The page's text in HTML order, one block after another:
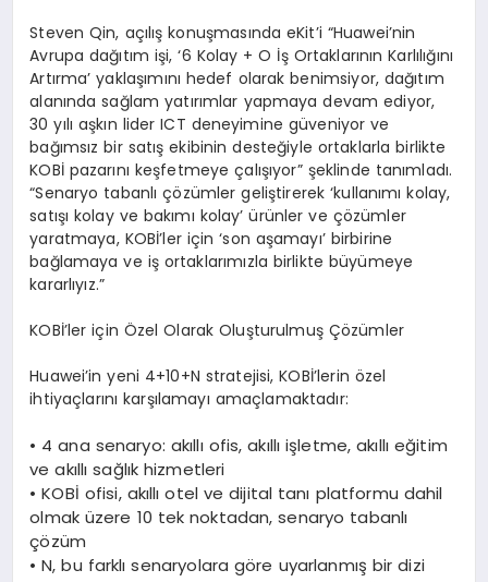
Steven Qin, açılış konuşmasında eKit’i “Huawei’nin
Avrupa dağıtım işi, ‘6 Kolay + O İş Ortaklarının Karlılığını
Artırma’ yaklaşımını hedef olarak benimsiyor, dağıtım
alanında sağlam yatırımlar yapmaya devam ediyor,
30 yılı aşkın lider ICT deneyimine güveniyor ve
bağımsız bir satış ekibinin desteğiyle ortaklarla birlikte
KOBİ pazarını keşfetmeye çalışıyor” şeklinde tanımladı.
“Senaryo tabanlı çözümler geliştirerek ‘kullanımı kolay,
satışı kolay ve bakımı kolay’ ürünler ve çözümler
yaratmaya, KOBİ’ler için ‘son aşamayı’ birbirine
bağlamaya ve iş ortaklarımızla birlikte büyümeye
kararlıyız.”
KOBİ’ler için Özel Olarak Oluşturulmuş Çözümler
Huawei’in yeni 4+10+N stratejisi, KOBİ’lerin özel
ihtiyaçlarını karşılamayı amaçlamaktadır:
• 4 ana senaryo: akıllı ofis, akıllı işletme, akıllı eğitim
ve akıllı sağlık hizmetleri
•KOBİ ofisi, akıllı otel ve dijital tanı platformu dahil
olmak üzere 10 tek noktadan, senaryo tabanlı
çözüm
•N, bu farklı senaryolara göre uyarlanmış bir dizi